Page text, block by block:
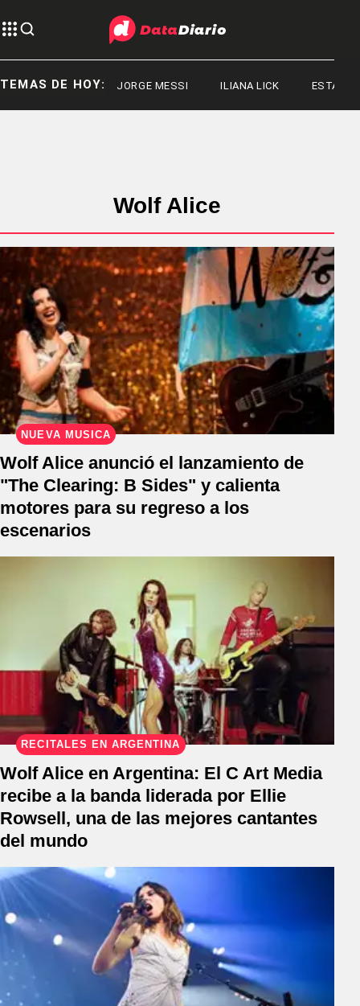
TEMAS DE HOY:JORGE MESSI ILIANA LICK ESTADOS
Wolf Alice
NUEVA MÚSICA
Wolf Alice anunció el lanzamiento de
"The Clearing: B Sides" y calienta
motores para su regreso a los
escenarios
RECITALES EN ARGENTINA
Wolf Alice en Argentina: El C Art Media
recibe a la banda liderada por Ellie
Rowsell, una de las mejores cantantes
del mundo